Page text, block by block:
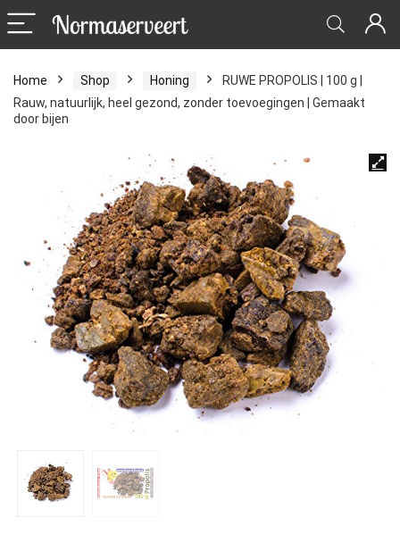
Home Shop Honing
RUWE PROPOLIS | 100 g |
Rauw, natuurlijk, heel gezond, zonder toevoegingen | Gemaakt
door bijen